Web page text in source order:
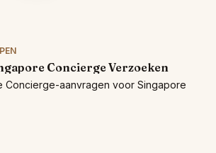
Concierge Verzoeken
Concierge-aanvragen voor Singapore